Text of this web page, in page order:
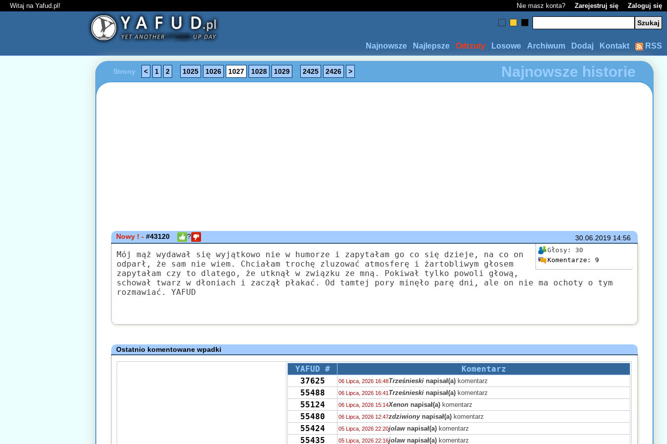
Witaj na Yafud.pl! Nie masz konta? Zarejestruj się Zaloguj się
RSS
Kontakt
Dodaj
Archiwum
Losowe
Odrzuty
Najlepsze
Najnowsze
Najnowsze historie
Strony < 1 2 1025 1026 1027 1028 1029 2425 2426 >
30.06.201914:56
Nowy ! -#43120 ?
Głosy: 30
Komentarze: 9
Mój mąż wydawał się wyjątkowo nie w humorze i zapytałam go co się dzieje, na co on
odparł, że sam nie wiem. Chciałam trochę zluzować atmosferę i żartobliwym głosem
zapytałam czy to dlatego, że utknął w związku ze mną. Pokiwał tylko powoli głową,
schował twarz w dłoniach i zaczął płakać. Od tamtej pory minęło parę dni, ale on nie ma ochoty o tym
rozmawiać. YAFUD
Ostatnio komentowane wpadki
YAFUD #
Komentarz
37625
06 Lipca, 2026 16:48Trześnieski napisał(a) komentarz
55488 06 Lipca, 2026 16:41 Trześnieski napisał(a) komentarz
55124 06 Lipca, 2026 15:14Xenon napisał(a) komentarz
55480 06 Lipca, 2026 12:47zdziwionynapisał(a) komentarz
55424 05 Lipca, 2026 22:20jolawnapisał(a) komentarz
55435 05 Lipca, 2026 22:16jolawnapisał(a) komentarz